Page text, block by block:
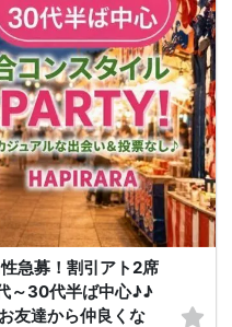
急募！割引アト2席
～30代半ば中心♪♪
友達から仲良くな